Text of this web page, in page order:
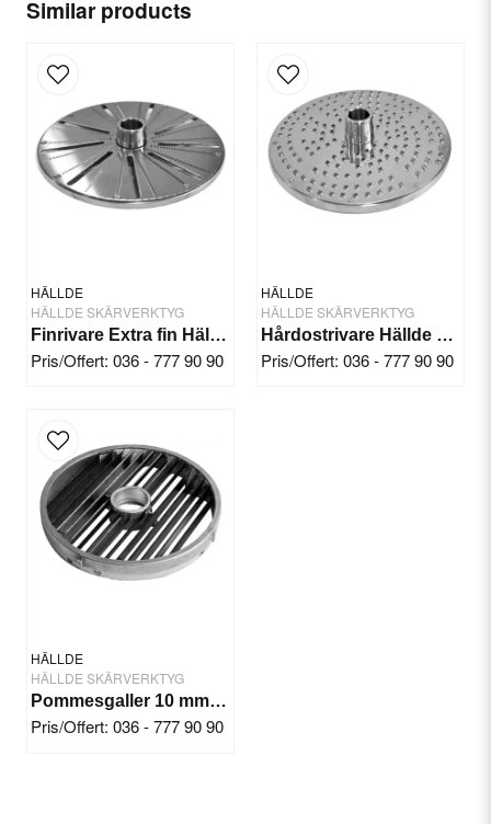
Similar products
HÄLLDE
HÄLLDE SKÄRVERKTYG
Finrivare Extra fin Hällde RG-300i/350/400
Pris/Offert: 036 - 777 90 90
HÄLLDE
HÄLLDE SKÄRVERKTYG
Hårdostrivare Hällde RG-7/200/250
Pris/Offert: 036 - 777 90 90
HÄLLDE
HÄLLDE SKÄRVERKTYG
Pommesgaller 10 mm Hällde RG-350/300i/400/400i
Pris/Offert: 036 - 777 90 90
email
Email
Yes, you can publish my question.